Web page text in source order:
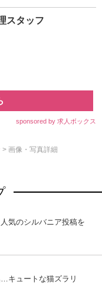
スタッフ
sponsored by 求人ボックス
> 画像・写真詳細
気のシルバニア投稿を
キュートな猫ズラリ